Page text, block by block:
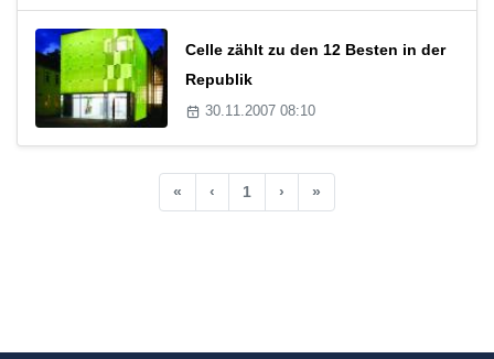
Celle zählt zu den 12 Besten in der
Republik
30.11.2007 08:10
« ‹ 1 › »